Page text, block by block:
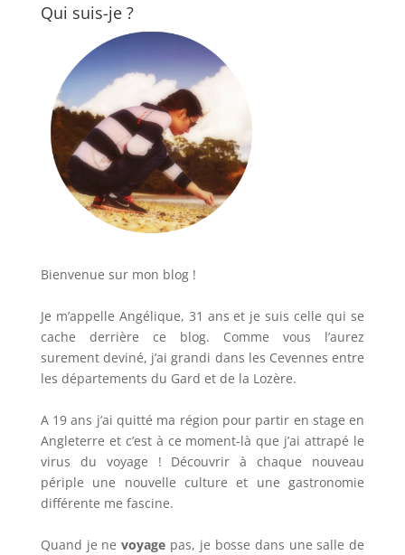
Qui suis-je ?
Bienvenue sur mon blog !
Je m’appelle Angélique, 31 ans et je suis celle qui se
cache derrière ce blog. Comme vous l’aurez
surement deviné, j’ai grandi dans les Cevennes entre
les départements du Gard et de la Lozère.
A 19 ans j’ai quitté ma région pour partir en stage en
Angleterre et c’est à ce moment-là que j’ai attrapé le
virus du voyage ! Découvrir à chaque nouveau
périple une nouvelle culture et une gastronomie
différente me fascine.
Quand je nevoyage pas, je bosse dans une salle de